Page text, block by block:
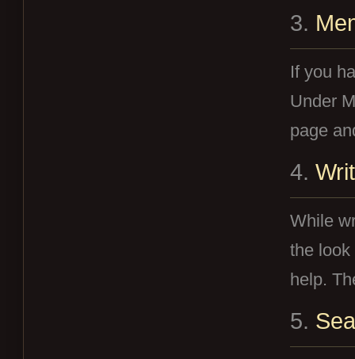
3.
If you
Under
page
4.
While
the look
help.
5.